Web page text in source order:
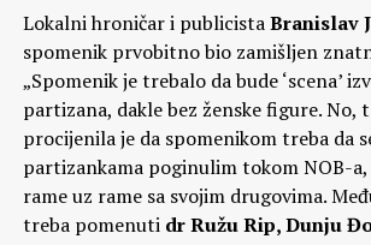
Lokalni hroničar i publicistaBranislav
spomenik prvobitno bio zamišljen
„Spomenik je trebalo da bude ‘scena’
partizana, dakle bez ženske figure. No,
procijenila je da spomenikom treba da
partizankama poginulim tokom NOB-a,
rame uz rame sa svojim drugovima.
treba pomenuti dr Ružu Rip, Dunju